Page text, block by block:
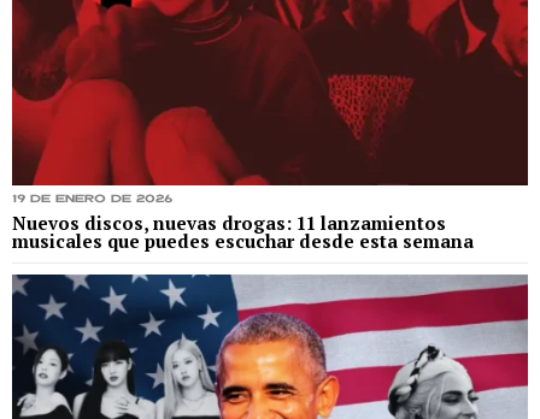
19 de enero de 2026
Nuevos discos, nuevas drogas: 11 lanzamientos
musicales que puedes escuchar desde esta semana